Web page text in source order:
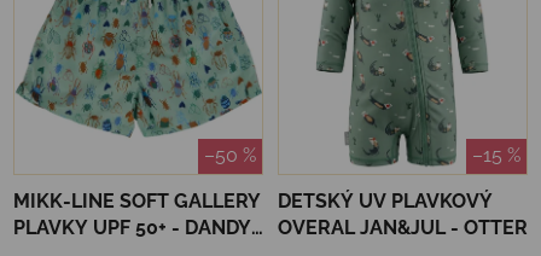
–50 %
MIKK-LINE SOFT GALLERY
PLAVKY UPF 50+ - DANDY
–15 %
DETSKÝ UV PLAVKOVÝ
OVERAL JAN&JUL - OTTER